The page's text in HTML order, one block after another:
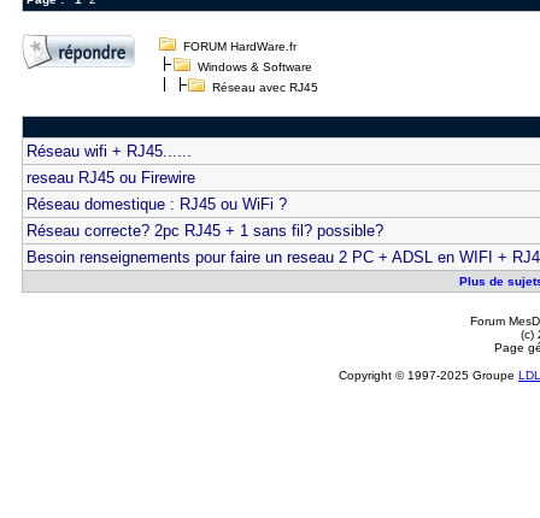
FORUM HardWare.fr
Windows & Software
Réseau avec RJ45
Réseau wifi + RJ45......
reseau RJ45 ou Firewire
Réseau domestique : RJ45 ou WiFi ?
Réseau correcte? 2pc RJ45 + 1 sans fil? possible?
Besoin renseignements pour faire un reseau 2 PC + ADSL en WIFI +
Plus de
Forum
(c)
Page
Copyright © 1997-2025 Groupe